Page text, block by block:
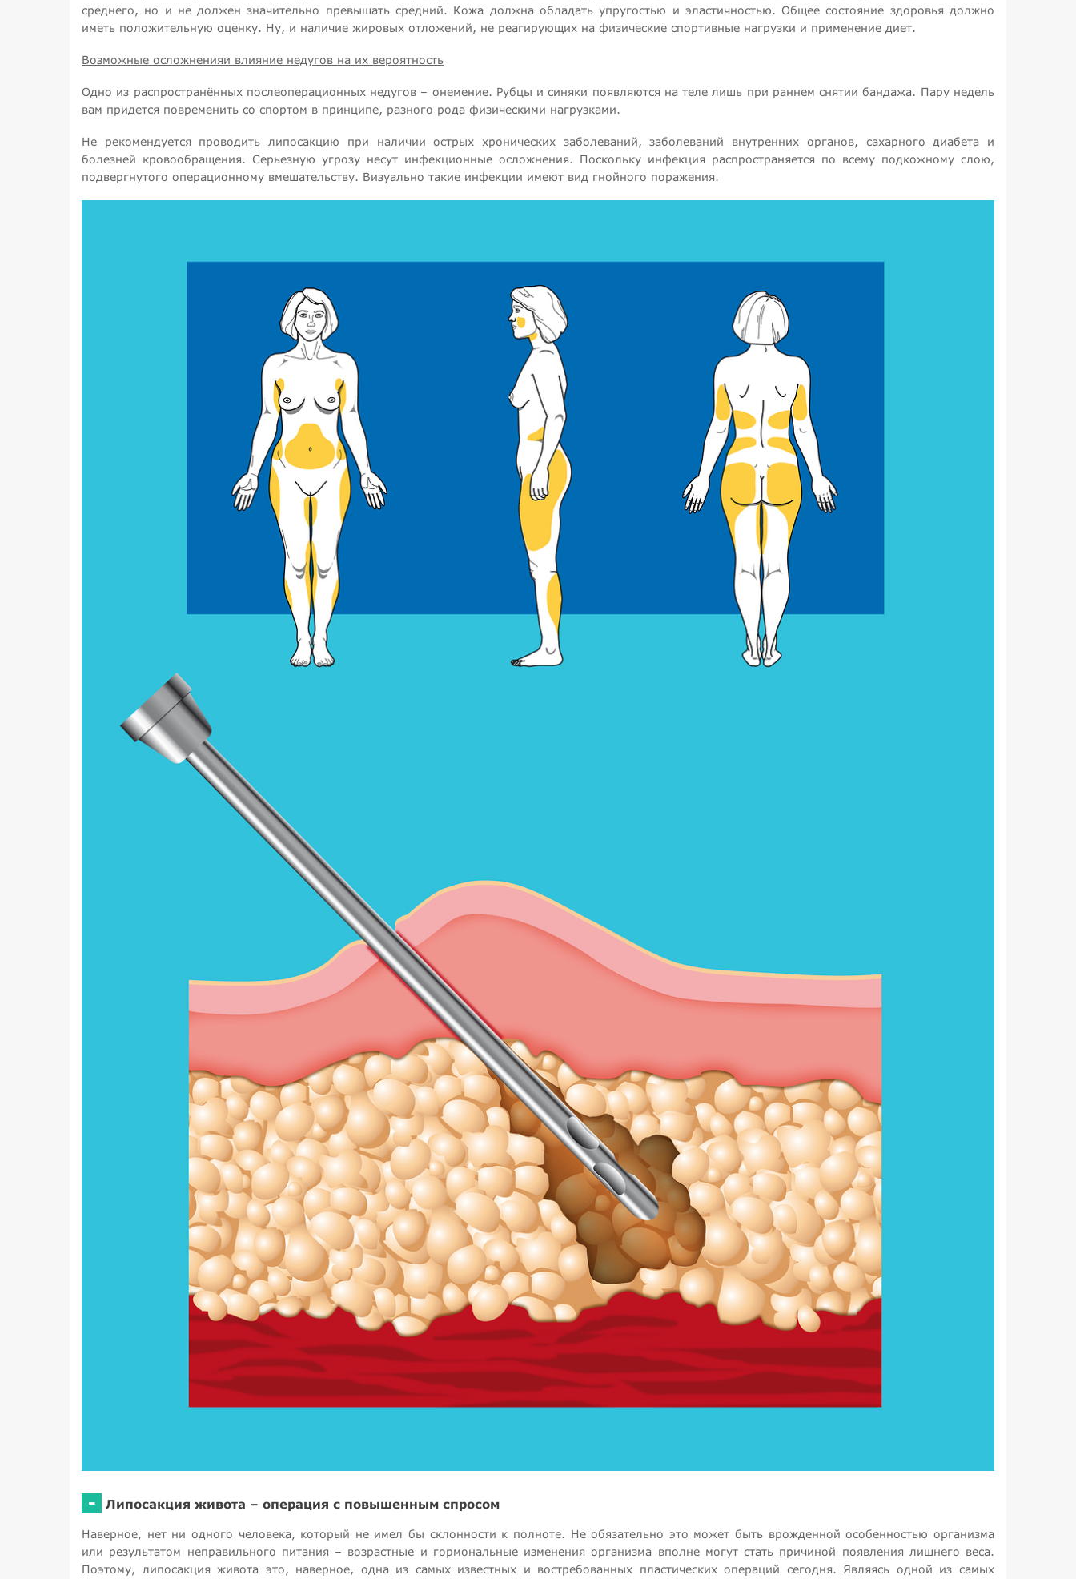
среднего, но и не должен значительно превышать средний. Кожа должна обладать упругостью и эластичностью. Общее состояние здоровья должно
иметь положительную оценку. Ну, и наличие жировых отложений, не реагирующих на физические спортивные нагрузки и применение диет.
Возможные осложненияи влияние недугов на их вероятность
Одно из распространённых послеоперационных недугов – онемение. Рубцы и синяки появляются на теле лишь при раннем снятии бандажа. Пару недель
вам придется повременить со спортом в принципе, разного рода физическими нагрузками.
Не рекомендуется проводить липосакцию при наличии острых хронических заболеваний, заболеваний внутренних органов, сахарного диабета и
болезней кровообращения. Серьезную угрозу несут инфекционные осложнения. Поскольку инфекция распространяется по всему подкожному слою,
подвергнутого операционному вмешательству. Визуально такие инфекции имеют вид гнойного поражения.
- Липосакция живота – операция с повышенным спросом
Наверное, нет ни одного человека, который не имел бы склонности к полноте. Не обязательно это может быть врожденной особенностью организма
или результатом неправильного питания – возрастные и гормональные изменения организма вполне могут стать причиной появления лишнего веса.
Поэтому, липосакция живота это, наверное, одна из самых известных и востребованных пластических операций сегодня. Являясь одной из самых